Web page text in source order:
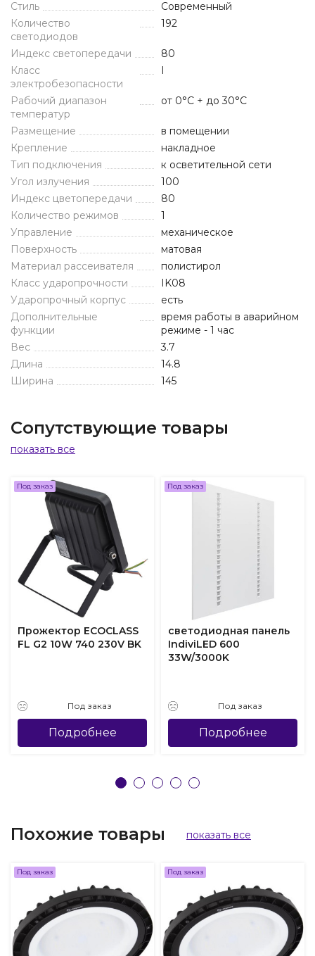
Стиль
Современный
Количество
светодиодов
192
Индекс светопередачи
80
Класс
электробезопасности
I
Рабочий диапазон
температур
от 0°C + до 30°C
Размещение
в помещении
Крепление
накладное
Тип подключения
к осветительной сети
Угол излучения
100
Индекс цветопередачи
80
Количество режимов
1
Управление
механическое
Поверхность
матовая
Материал рассеивателя
полистирол
Класс ударопрочности
IK08
Ударопрочный корпус
есть
Дополнительные
функции
время работы в аварийном
режиме - 1 час
Вес
3.7
Длина
14.8
Ширина
145
Сопутствующие товары
показать все
Под заказ
Прожектор ECOCLASS
FL G2 10W 740 230V BK
Под заказ
Подробнее
Под заказ
светодиодная панель
IndiviLED 600
33W/3000K
Под заказ
Подробнее
Похожие товары показать все
Под заказ Под заказ